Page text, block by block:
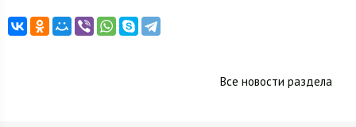
Все новости раздела